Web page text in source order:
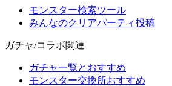
モンスター検索ツール
みんなのクリアパーティ投稿
ガチャ/コラボ関連
ガチャ一覧とおすすめ
モンスター交換所おすすめ